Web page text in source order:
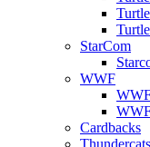
StarCom
WWF
Cardbacks